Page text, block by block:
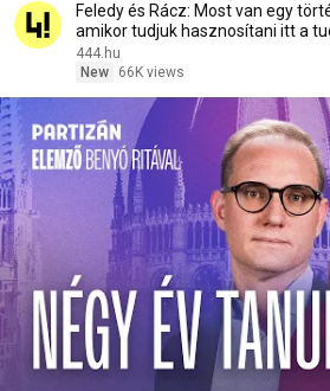
Feledy és Rácz: Most van egy
amikor tudjuk hasznosítani itt a
444.hu
New
66K views